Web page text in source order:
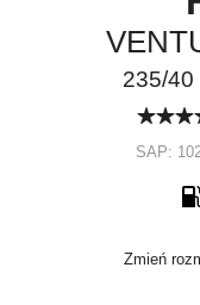
235/40
SAP:
Zmień